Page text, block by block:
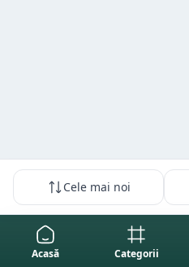
Cele mai noi
Acasă Categorii